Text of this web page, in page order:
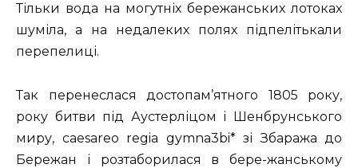
Тільки вода на могутніх бережанських лотоках
шуміла, а на недалеких полях підпелітькали
перепелиці.
Так перенеслася достопам’ятного 1805 року,
року битви під Аустерліцом і Шенбрунського
миру, caesareo regia gymna3bi* зі Збаража до
Бережан і розтаборилася в бере-жанському